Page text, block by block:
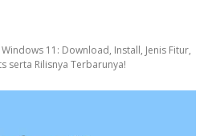
Windows 11: Download, Install, Jenis Fitur,
serta Rilisnya Terbarunya!